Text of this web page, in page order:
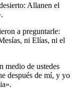
Allanen el
a preguntarle:
ni Elías, ni el
medio de ustedes
después de mí, y yo